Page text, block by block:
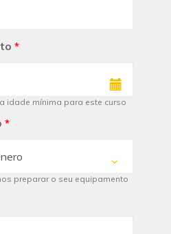
*
idade mínima para este curso
*
preparar o seu equipamento